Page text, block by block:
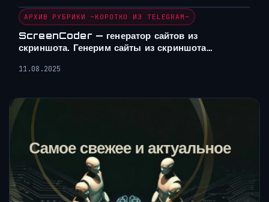
АРХИВ РУБРИКИ ~КОРОТКО ИЗ TELEGRAM~
ScreenCoder — генератор сайтов из
скриншота. Генерим сайты из скриншота…
11.08.2025